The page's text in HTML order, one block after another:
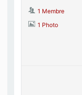
1 Membre
1 Photo